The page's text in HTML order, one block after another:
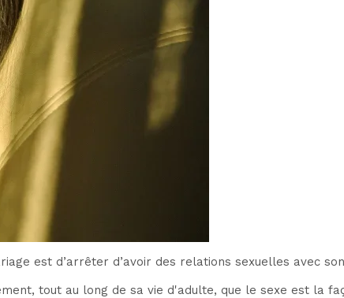
est d’arrêter d’avoir des relations sexuelles avec
tout au long de sa vie d'adulte, que le sexe est la